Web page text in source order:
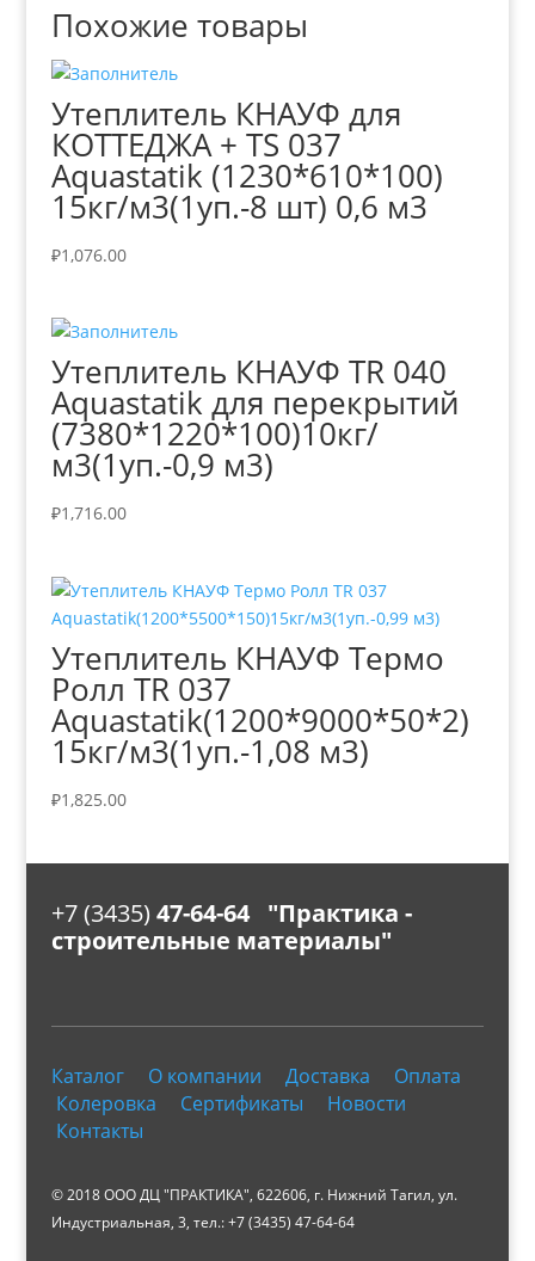
Похожие товары
Утеплитель КНАУФ для
КОТТЕДЖА + TS 037
Aquastatik (1230*610*100)
15кг/м3(1уп.-8 шт) 0,6 м3
₽1,076.00
Утеплитель КНАУФ TR 040
Aquastatik для перекрытий
(7380*1220*100)10кг/
м3(1уп.-0,9 м3)
₽1,716.00
Утеплитель КНАУФ Термо
Ролл TR 037
Aquastatik(1200*9000*50*2)
15кг/м3(1уп.-1,08 м3)
₽1,825.00
+7 (3435) 47-64-64 "Практика -
строительные материалы"
Каталог О компании Доставка
Оплата
Колеровка
Сертификаты
Новости
Контакты
© 2018 ООО ДЦ "ПРАКТИКА", 622606, г. Нижний Тагил, ул.
Индустриальная, 3, тел.: +7 (3435) 47-64-64